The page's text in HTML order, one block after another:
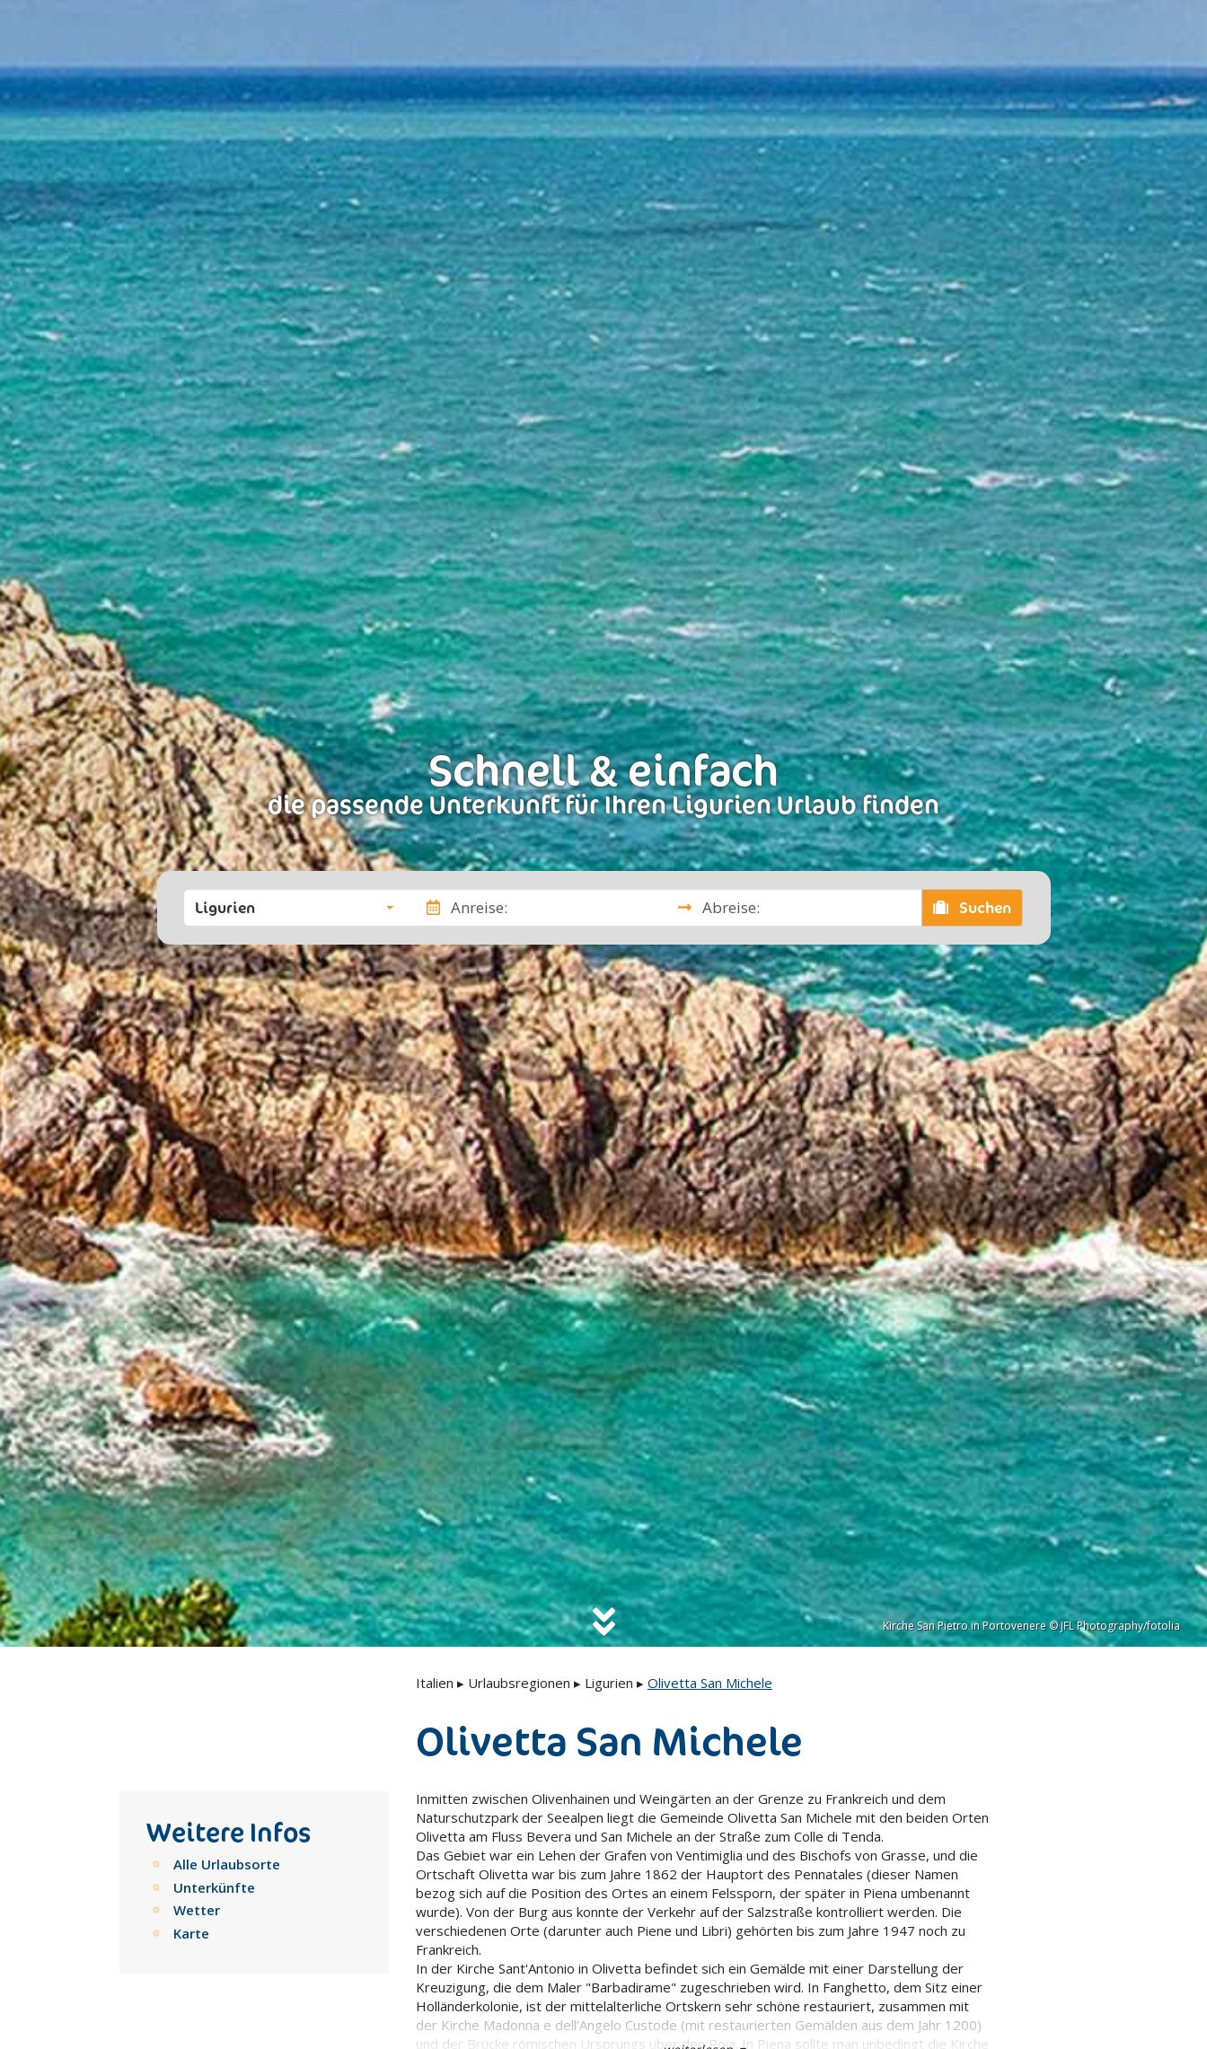
Kirche San Pietro in Portovenere © JFL Photography/fotolia
Schnell & einfach
die passende Unterkunft für Ihren Ligurien Urlaub finden
Ligurien Anreise: Abreise: Suchen
Italien ▸ Urlaubsregionen ▸ Ligurien ▸ Olivetta San Michele
Olivetta San Michele
Inmitten zwischen Olivenhainen und Weingärten an der Grenze zu Frankreich und dem
Naturschutzpark der Seealpen liegt die Gemeinde Olivetta San Michele mit den beiden Orten
Olivetta am Fluss Bevera und San Michele an der Straße zum Colle di Tenda.
Das Gebiet war ein Lehen der Grafen von Ventimiglia und des Bischofs von Grasse, und die
Ortschaft Olivetta war bis zum Jahre 1862 der Hauptort des Pennatales (dieser Namen
bezog sich auf die Position des Ortes an einem Felssporn, der später in Piena umbenannt
wurde). Von der Burg aus konnte der Verkehr auf der Salzstraße kontrolliert werden. Die
verschiedenen Orte (darunter auch Piene und Libri) gehörten bis zum Jahre 1947 noch zu
Frankreich.
In der Kirche Sant'Antonio in Olivetta befindet sich ein Gemälde mit einer Darstellung der
Kreuzigung, die dem Maler "Barbadirame" zugeschrieben wird. In Fanghetto, dem Sitz einer
Holländerkolonie, ist der mittelalterliche Ortskern sehr schöne restauriert, zusammen mit
der Kirche Madonna e dell'Angelo Custode (mit restaurierten Gemälden aus dem Jahr 1200)
und der Brücke römischen Ursprungs über den Roia. In Piena sollte man unbedingt die Kirche
Weitere Infos
Alle Urlaubsorte
Unterkünfte
Wetter
Karte